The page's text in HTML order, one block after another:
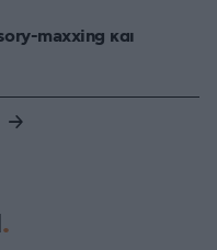
maxxing και